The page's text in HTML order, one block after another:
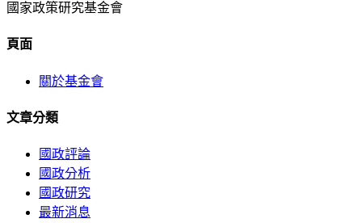
國家政策研究基金會
頁面
關於基金會
文章分類
國政評論
國政分析
國政研究
最新消息